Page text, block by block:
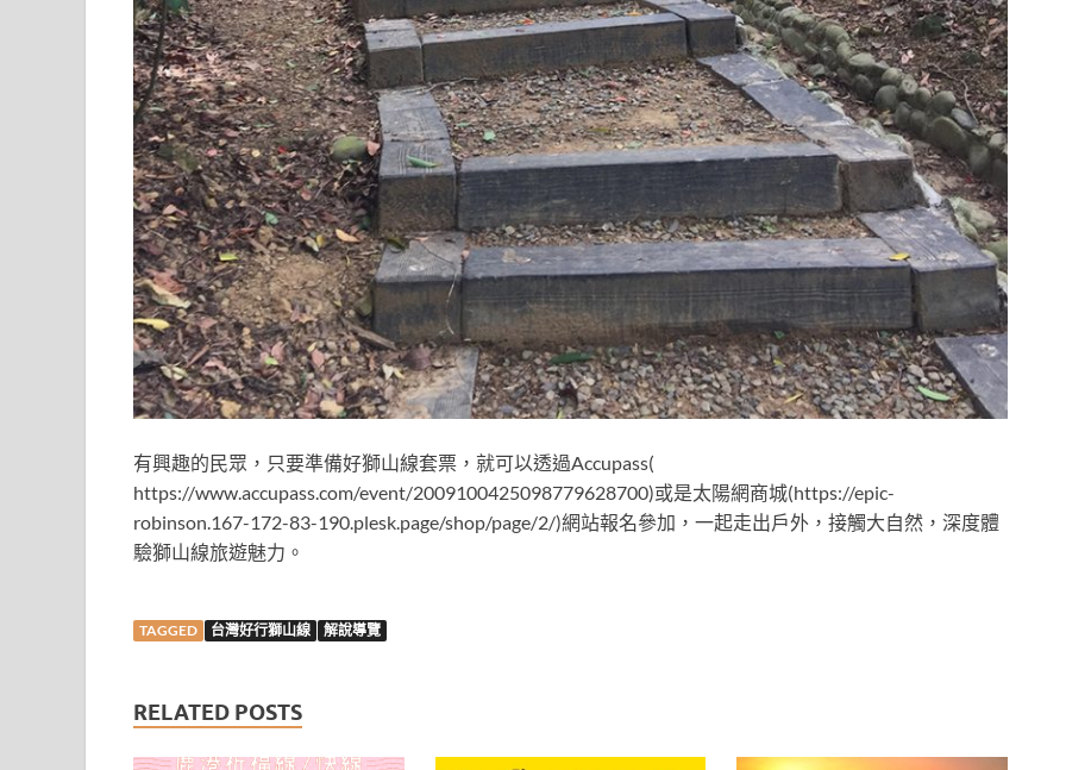
有興趣的民眾，只要準備好獅山線套票，就可以透過Accupass(
https://www.accupass.com/event/2009100425098779628700)或是太陽網商城(https://epic-
robinson.167-172-83-190.plesk.page/shop/page/2/)網站報名參加，一起走出戶外，接觸大自然，深度體
驗獅山線旅遊魅力。
TAGGED 台灣好行獅山線 解說導覽
RELATED POSTS